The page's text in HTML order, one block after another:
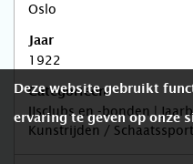
Oslo
Jaar
1922
Categorieën
IJsclubs en -bonden |
Kunstrijden /
Deze website gebruikt
ervaring te geven op onze